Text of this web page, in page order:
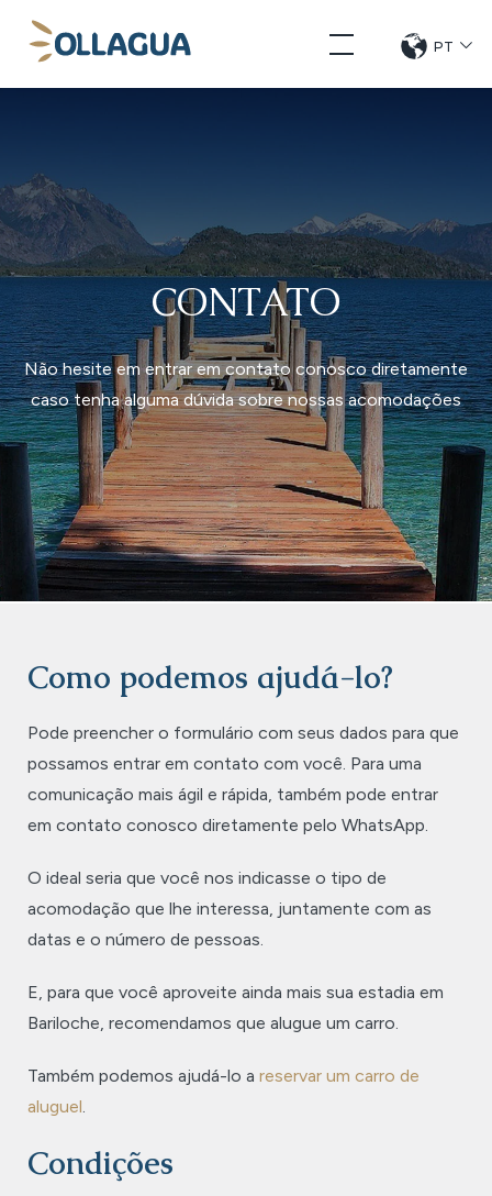
paraOllagua PT
CONTATO
Não hesite em entrar em contato conosco diretamente
caso tenha alguma dúvida sobre nossas acomodações
Como podemos ajudá-lo?
Pode preencher o formulário com seus dados para que
possamos entrar em contato com você. Para uma
comunicação mais ágil e rápida, também pode entrar
em contato conosco diretamente pelo WhatsApp.
O ideal seria que você nos indicasse o tipo de
acomodação que lhe interessa, juntamente com as
datas e o número de pessoas.
E, para que você aproveite ainda mais sua estadia em
Bariloche, recomendamos que alugue um carro.
Também podemos ajudá-lo a reservar um carro de
aluguel.
Condições